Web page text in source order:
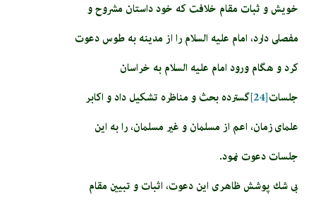
خويش و ثبات مقام خلافت كه خود داستان مشروح و
مفصلى دارد، امام عليه السلام را از مدينه به طوس دعوت
كرد و هگام ورود امام عليه السلام به خراسان
جلسات‏[24]
گسترده بحث و مناظره تشكيل داد و اكابر
علماى زمان، اعم از مسلمان و غير مسلمان، را به اين
جلسات دعوت نمود.
بى شك پوشش ظاهرى اين دعوت، اثبات و تبيين مقام